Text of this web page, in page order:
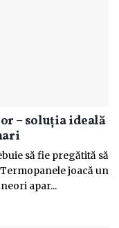
– soluția ideală
să fie pregătită să
joacă un
apar...